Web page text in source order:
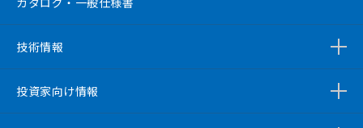
技術情報
投資家向け情報